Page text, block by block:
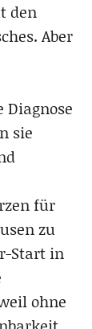
den
Aber
Diagnose
sie
für
zu
Start in
ohne